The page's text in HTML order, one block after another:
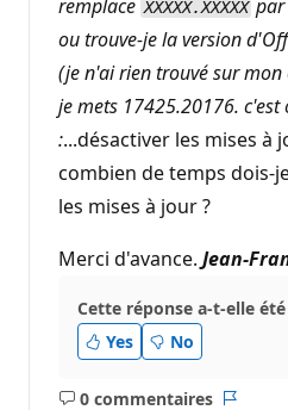
remplace XXXXX.XXXXX par
ou trouve-je la version
(je n'ai rien trouvé sur mon
je mets 17425.20176. c'est
:...désactiver les mises à
combien de temps dois-
les mises à jour ?
Merci d'avance. Jean-
Cette réponse a-t-elle
Yes
No
0 commentaires